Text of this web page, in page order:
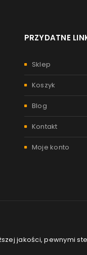
PRZYDATNE
Sklep
Koszyk
Blog
Kontakt
Moje konto
jakości, pewnymi